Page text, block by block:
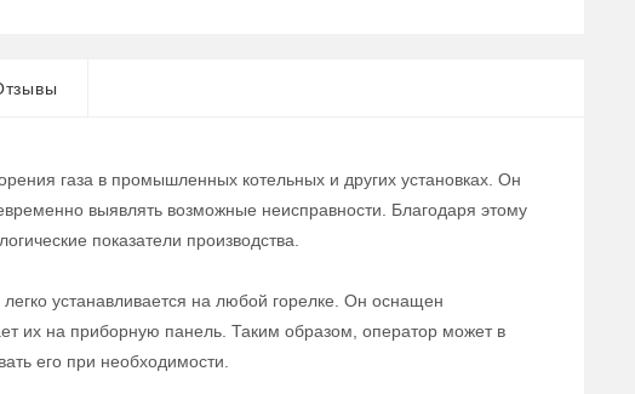
газа в промышленных котельных и других установках. Он
выявлять возможные неисправности. Благодаря этому
показатели производства.
устанавливается на любой горелке. Он оснащен
их на приборную панель. Таким образом, оператор может в
его при необходимости.